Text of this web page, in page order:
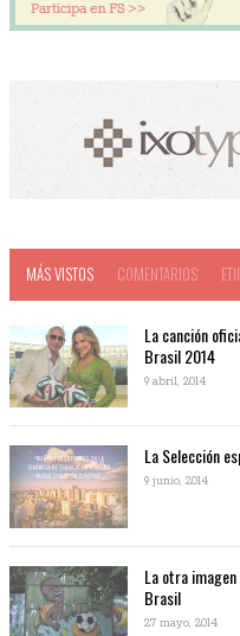
MÁS VISTOS COMENTARIOS
La canción
Brasil 2014
9 abril, 2014
La Selección
9 junio, 2014
La otra
Brasil
27 mayo, 2014